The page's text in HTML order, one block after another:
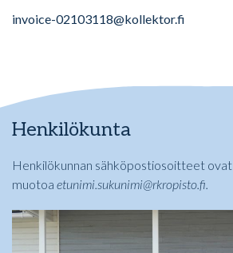
invoice-02103118@kollektor.fi
Henkilökunta
Henkilökunnan sähköpostiosoitteet ovat
muotoa etunimi.sukunimi@rkropisto.fi.